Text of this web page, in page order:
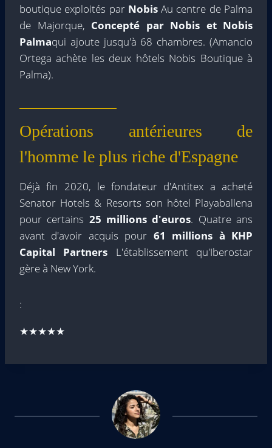
boutique exploités par NobisAu centre de Palma
de Majorque, Concepté par Nobis et Nobis
Palmaqui ajoute jusqu'à 68 chambres. (Amancio
Ortega achète les deux hôtels Nobis Boutique à
Palma).
Opérations antérieures de
l'homme le plus riche d'Espagne
Déjà fin 2020, le fondateur d'Antitex a acheté
Senator Hotels & Resorts son hôtel Playaballena
pour certains 25 millions d'euros. Quatre ans
avant d'avoir acquis pour 61 millions à KHP
Capital Partners L'établissement qu'Iberostar
gère à New York.
:
★★★★★